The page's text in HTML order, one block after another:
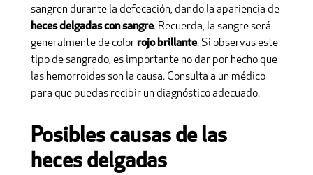
sangren durante la defecación, dando la apariencia de
heces delgadas con sangre. Recuerda, la sangre será
generalmente de colorrojo brillante. Si observas este
tipo de sangrado, es importante no dar por hecho que
las hemorroides son la causa. Consulta a un médico
para que puedas recibir un diagnóstico adecuado.
Posibles causas de las
heces delgadas